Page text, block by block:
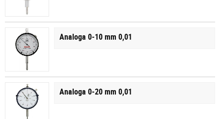
Analoga 0-10 mm 0,01
Analoga 0-20 mm 0,01